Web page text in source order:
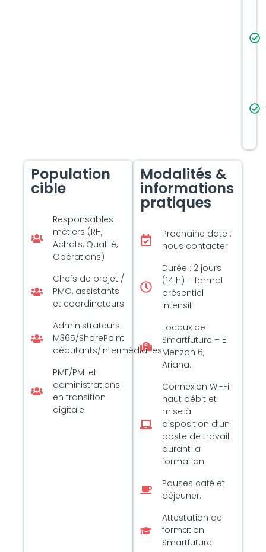
Population
cible
Responsables
métiers (RH,
Achats, Qualité,
Opérations)
Chefs de projet /
PMO, assistants
et coordinateurs
Administrateurs
M365/SharePoint
débutants/intermédiaires
PME/PMI et
administrations
en transition
digitale
Modalités &
informations
pratiques
Prochaine date :
nous contacter
Durée : 2 jours
(14 h) – format
présentiel
intensif
Locaux de
Smartfuture – El
Menzah 6,
Ariana.
Connexion Wi-Fi
haut débit et
mise à
disposition d’un
poste de travail
durant la
formation.
Pauses café et
déjeuner.
Attestation de
formation
Smartfuture.